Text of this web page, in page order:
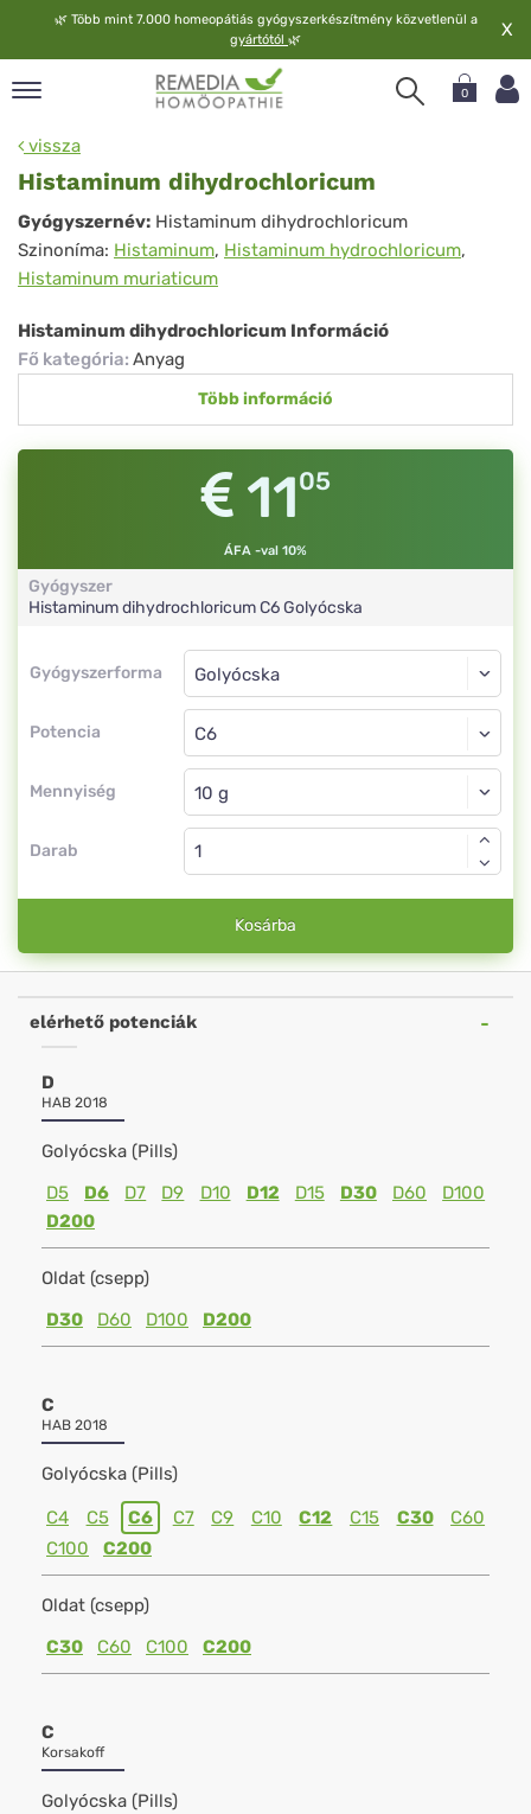
🌿 Több mint 7.000 homeopátiás gyógyszerkészítmény közvetlenül a
gyártótól 🌿 X
0
vissza
Histaminum dihydrochloricum
Histaminum
dihydrochloricum
Gyógyszernév: Histaminum dihydrochloricum
Szinoníma: Histaminum, Histaminum hydrochloricum,
Histaminum muriaticum
Histaminum dihydrochloricum Információ
Fő kategória: Anyag
Több információ
1105
ÁFA -val 10%
Gyógyszer
Histaminum dihydrochloricumC6Golyócska
Gyógyszerforma
Gyógyszerforma
Potencia
Golyócska
C6
Mennyiség
Golyócska
Darab
Kosárba
elérhető potenciák
D
HAB 2018
Golyócska (Pills)
D5
D6 D7 D9 D10 D12 D15 D30 D60
D100
D200
Oldat (csepp)
D30
D60 D100 D200
C
HAB 2018
Golyócska (Pills)
C4 C5 C6 C7 C9 C10 C12 C15 C30
C60
C100
C200
Oldat (csepp)
C30
C60 C100 C200
C
Korsakoff
Golyócska (Pills)